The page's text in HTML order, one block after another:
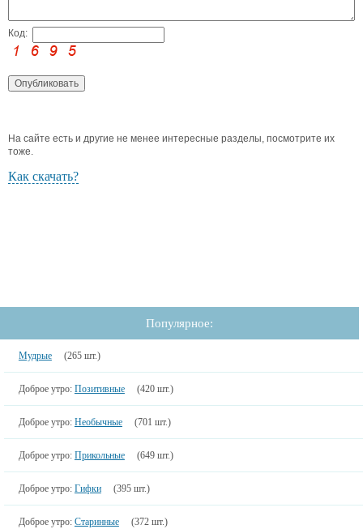
Код:
На сайте есть и другие не менее интересные разделы, посмотрите их
тоже.
Как скачать?
Популярное:
Мудрые (265 шт.)
Доброе утро: Позитивные (420 шт.)
Доброе утро: Необычные (701 шт.)
Доброе утро: Прикольные (649 шт.)
Доброе утро: Гифки (395 шт.)
Доброе утро: Старинные (372 шт.)